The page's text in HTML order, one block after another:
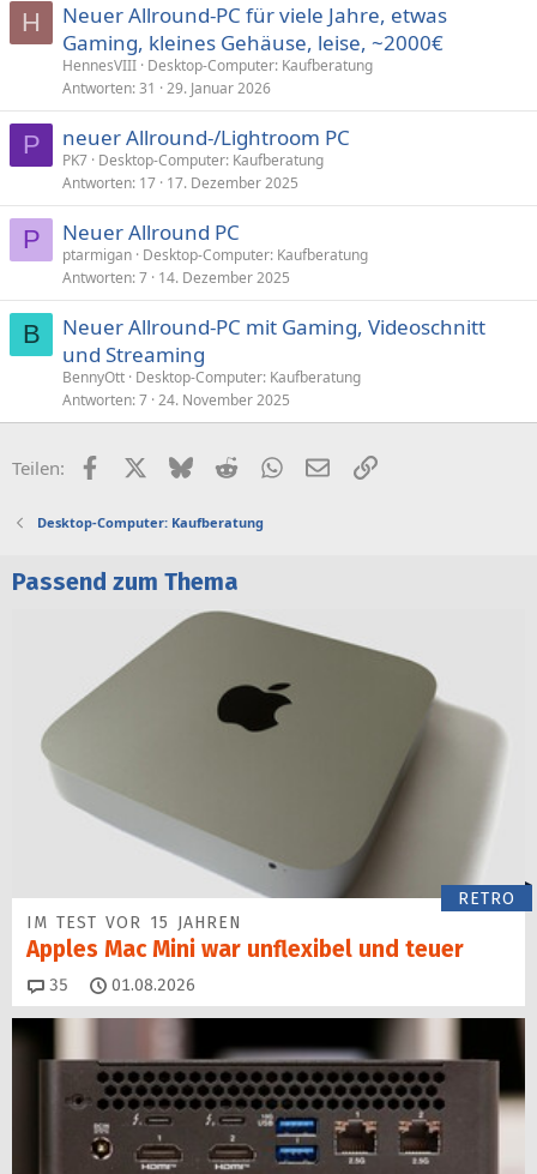
H
Neuer Allround-PC für viele Jahre, etwas
Gaming, kleines Gehäuse, leise, ~2000€
HennesVIII Desktop-Computer: Kaufberatung
Antworten 31 29. Januar 2026
P neuer Allround-/Lightroom PC
PK7 Desktop-Computer: Kaufberatung
Antworten 17 17. Dezember 2025
P Neuer Allround PC
ptarmigan Desktop-Computer: Kaufberatung
Antworten 7 14. Dezember 2025
B
Neuer Allround-PC mit Gaming, Videoschnitt
und Streaming
BennyOtt Desktop-Computer: Kaufberatung
Antworten 7 24. November 2025
Teilen: FacebookX (Twitter)
BlueskyRedditWhatsApp
E-MailLink
Desktop-Computer: Kaufberatung
Passend zum Thema
RETRO
IM TEST VOR 15 JAHREN
Apples Mac Mini war unflexibel und teuer
35 Kommentare
01.08.2026